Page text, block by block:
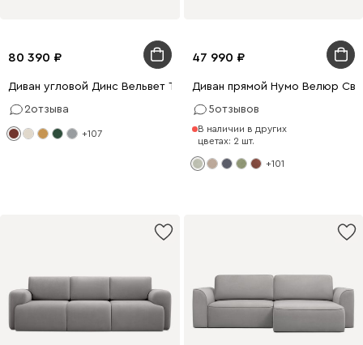
80 390
Диван угловой Динс Вельвет Терракотовый
2отзыва
+107
47 990
Диван прямой Нумо Велюр
5отзывов
В наличии в других
цветах: 2 шт.
+101